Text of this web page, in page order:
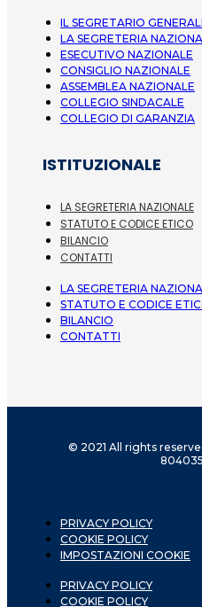
IL SEGRETARIO
LA SEGRETERIA
ESECUTIVO NAZIONALE
CONSIGLIO NAZIONALE
ASSEMBLEA NAZIONALE
COLLEGIO SINDACALE
COLLEGIO DI GARANZIA
ISTITUZIONALE
LA SEGRETERIA NAZIONALE
STATUTO E CODICE ETICO
BILANCIO
CONTATTI
LA SEGRETERIA
STATUTO E CODICE
BILANCIO
CONTATTI
© 2021 All rights
PRIVACY POLICY
COOKIE POLICY
IMPOSTAZIONI COOKIE
PRIVACY POLICY
COOKIE POLICY